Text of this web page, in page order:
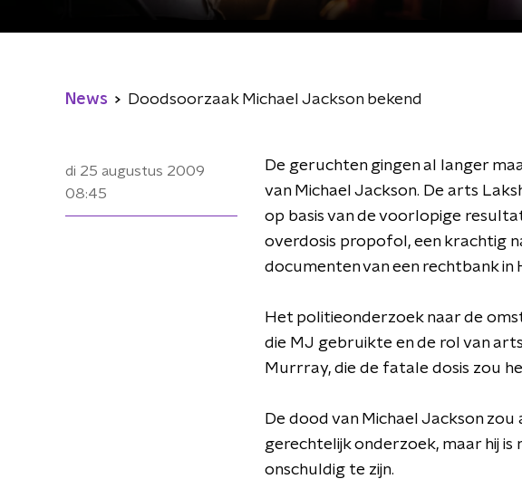
News Doodsoorzaak Michael Jackson bekend
di 25 augustus 2009
08:45
De geruchten gingen al langer
van Michael Jackson. De arts
op basis van de voorlopige
overdosis propofol, een krachtig
documenten van een rechtbank
Het politieonderzoek naar de
die MJ gebruikte en de rol van
Murrray, die de fatale dosis zou
De dood van Michael Jackson
gerechtelijk onderzoek, maar hij is
onschuldig te zijn.